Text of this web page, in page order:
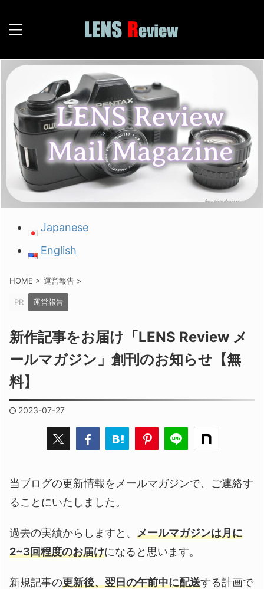
Japanese
English
HOME > 運営報告 >
PR 運営報告
新作記事をお届け「LENS Review メ
ールマガジン」創刊のお知らせ【無
料】
2023-07-27
当ブログの更新情報をメールマガジンで、ご連絡す
ることにいたしました。
過去の実績からしますと、 メールマガジンは月に
2~3回程度のお届けになると思います。
新規記事の更新後、翌日の午前中に配送する計画で